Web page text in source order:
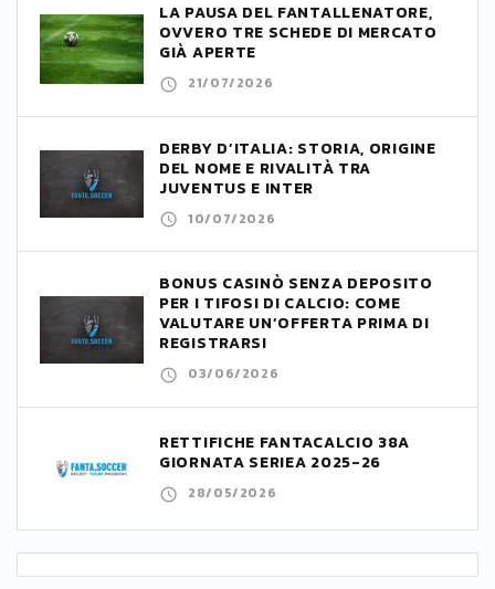
LA PAUSA DEL FANTALLENATORE,
OVVERO TRE SCHEDE DI MERCATO
GIÀ APERTE
21/07/2026
DERBY D’ITALIA: STORIA, ORIGINE
DEL NOME E RIVALITÀ TRA
JUVENTUS E INTER
10/07/2026
BONUS CASINÒ SENZA DEPOSITO
PER I TIFOSI DI CALCIO: COME
VALUTARE UN’OFFERTA PRIMA DI
REGISTRARSI
03/06/2026
RETTIFICHE FANTACALCIO 38A
GIORNATA SERIEA 2025-26
28/05/2026